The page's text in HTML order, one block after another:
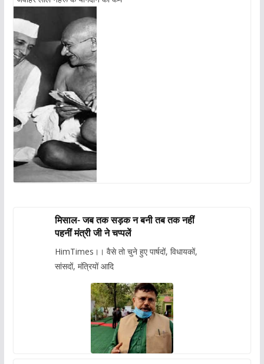
मिसाल- जब तक सड़क न बनी तब तक नहीं
पहनीं मंत्री जी ने चप्पलें
HimTimes।। वैसे तो चुने हुए पार्षदों, विधायकों,
सांसदों, मंत्रियों आदि